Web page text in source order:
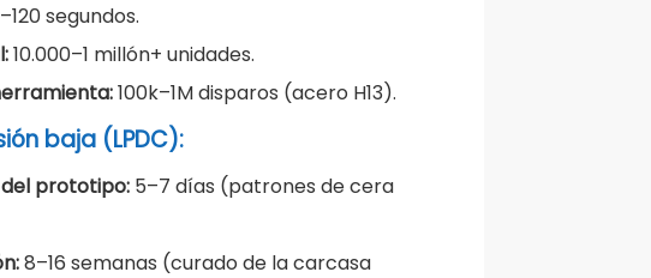
segundos.
10.000–1 millón+ unidades.
100k–1M disparos (acero H13).
baja (LPDC):
prototipo: 5–7 días (patrones de cera
8–16 semanas (curado de la carcasa